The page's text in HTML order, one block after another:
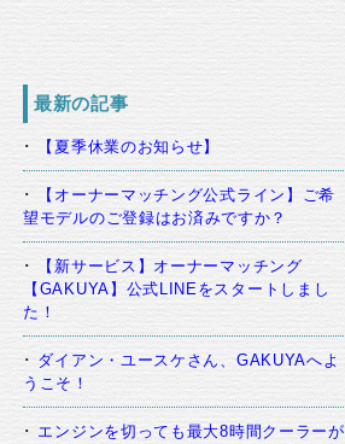
最新の記事
【夏季休業のお知らせ】
【オーナーマッチング公式ライン】ご希
望モデルのご登録はお済みですか？
【新サービス】オーナーマッチング
【GAKUYA】公式LINEをスタートしまし
た！
ダイアン・ユースケさん、GAKUYAへよ
うこそ！
エンジンを切っても最大8時間クーラーが